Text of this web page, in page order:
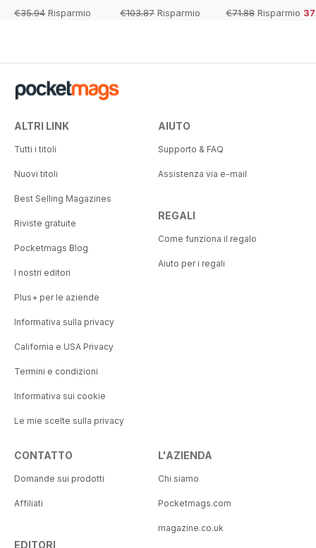
€35.94 Risparmio
€103.87 Risparmio
€71.88 Risparmio
ALTRI LINK
Tutti i titoli
Nuovi titoli
Best Selling Magazines
Riviste gratuite
Pocketmags Blog
I nostri editori
Plus+ per le aziende
Informativa sulla privacy
California e USA Privacy
Termini e condizioni
Informativa sui cookie
Le mie scelte sulla privacy
AIUTO
Supporto & FAQ
Assistenza via e-mail
REGALI
Come funziona il regalo
Aiuto per i regali
CONTATTO
Domande sui prodotti
Affiliati
EDITORI
L'AZIENDA
Chi siamo
Pocketmags.com
magazine.co.uk